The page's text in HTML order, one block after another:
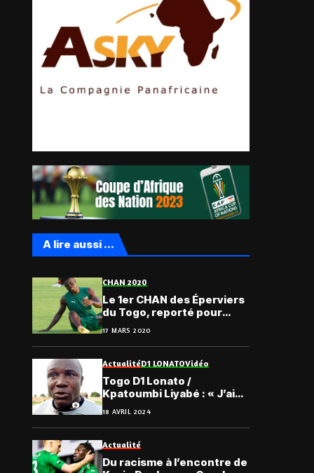
A lire aussi ...
CHAN 2020
Le 1er CHAN des Éperviers
du Togo, reporté pour
cause du Coronavirus
17 MARS 2020
ActualitéD1 LONATOVidéo
Togo D1 Lonato /
Kpatoumbi Liyabé : « J’ai
un moral de fer… »
18 AVRIL 2024
Actualité
Du racisme à l’encontre de